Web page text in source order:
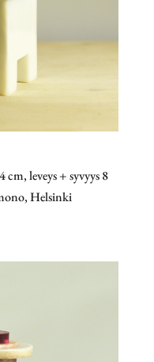
leveys + syvyys 8
Helsinki